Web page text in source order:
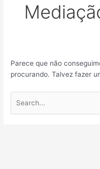
Parece que não
procurando. Talvez fazer